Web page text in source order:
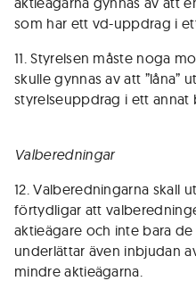
som har ett vd-uppdrag i
11. Styrelsen måste noga
skulle gynnas av att ”låna”
styrelseuppdrag i ett annat
Valberedningar
12. Valberedningarna skall
förtydligar att
aktieägare och inte bara
underlättar även inbjudan
mindre aktieägarna.